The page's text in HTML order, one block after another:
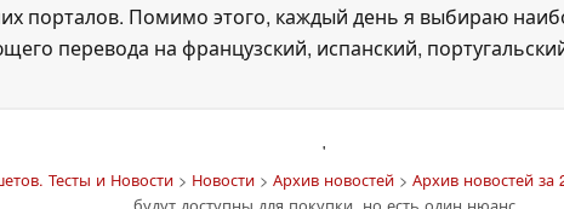
порталов. Помимо этого, каждый день я выбираю
перевода на французский, испанский,
'
Тесты и Новости> Новости> Архив новостей> Архив новостей за